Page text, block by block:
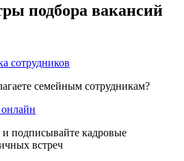
подбора вакансий
сотрудников
семейным сотрудникам?
и подписывайте кадровые
встреч